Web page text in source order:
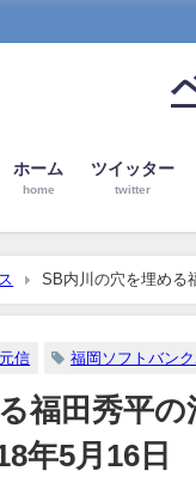
ホーム
home
ツイッター
twitter
SB内川の穴を埋める
信 福岡ソフトバンク
福田秀平
年5月16日